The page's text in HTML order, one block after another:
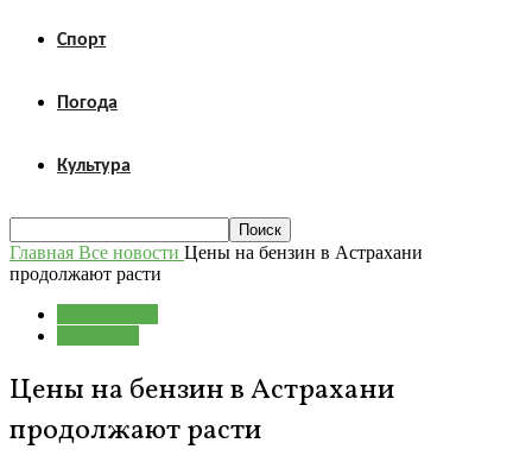
Спорт
Погода
Культура
Главная Все новости Цены на бензин в Астрахани
продолжают расти
Цены на бензин в Астрахани
продолжают расти